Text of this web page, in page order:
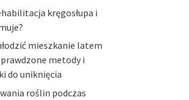
kręgosłupa i
mieszkanie latem
metody i
do uniknięcia
roślin podczas